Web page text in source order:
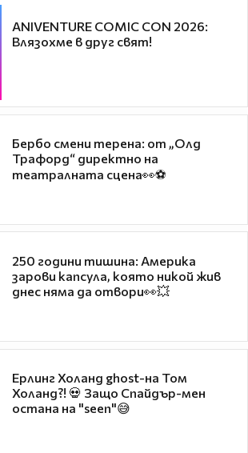
ANIVENTURE COMIC CON 2026:
Влязохме в друг свят!
Бербо смени терена: от „Олд
Трафорд“ директно на
театралната сцена👀⚽
250 години тишина: Америка
зарови капсула, която никой жив
днес няма да отвори👀💥
Ерлинг Холанд ghost-на Том
Холанд?! 💀 Защо Спайдър-мен
остана на "seen"😅